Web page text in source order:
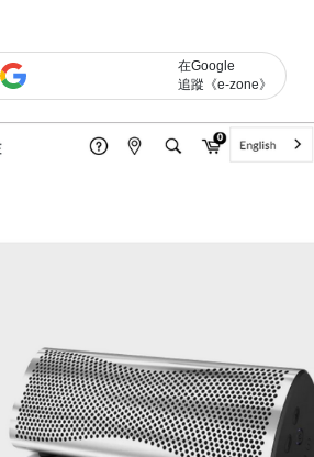
在Google
追蹤《e-zone》